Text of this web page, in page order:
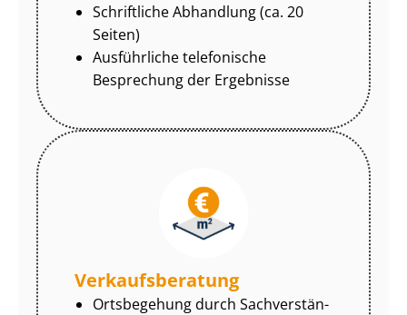
Schriftliche Abhandlung (ca. 20
Seiten)
Ausführliche telefonische
Besprechung der Ergebnisse
Ver­kaufs­be­ra­tung
Ortsbegehung durch Sach­ver­stän­